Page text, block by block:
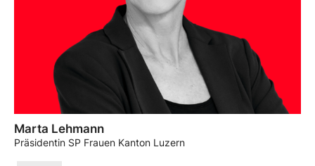
Marta Lehmann
Präsidentin SP Frauen Kanton Luzern